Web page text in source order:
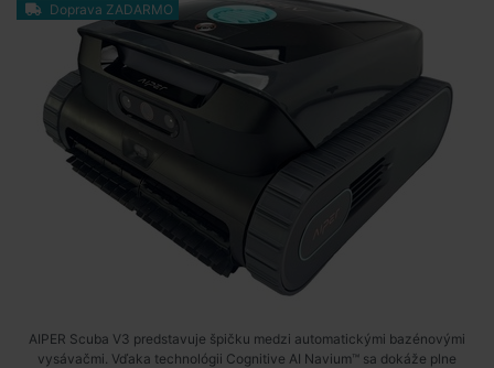
Doprava ZADARMO
AIPER Scuba V3 predstavuje špičku medzi automatickými bazénovými
vysávačmi. Vďaka technológii Cognitive AI Navium™ sa dokáže plne